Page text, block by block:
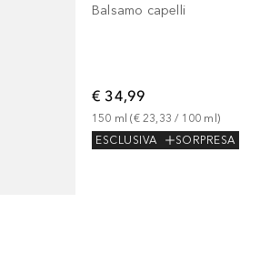
Balsamo capelli
€ 34,99
150 ml (€ 23,33 / 100 ml)
ESCLUSIVA
SORPRESA